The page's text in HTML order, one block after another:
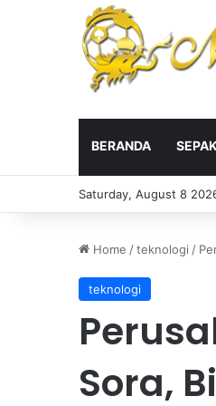
BERANDA
Saturday, August 8
Home /teknologi /
teknologi
Sora,